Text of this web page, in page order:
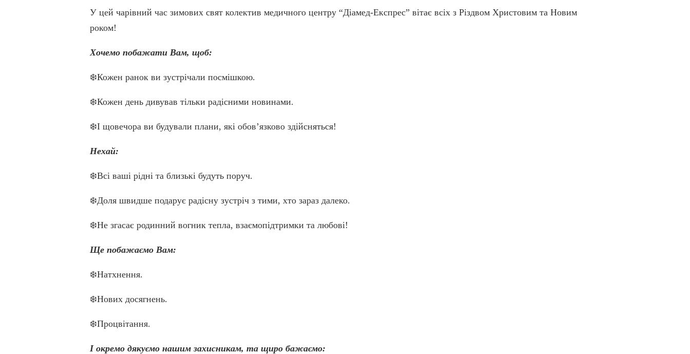
У цей чарівний час зимових свят колектив медичного центру “Діамед-Експрес” вітає всіх з Різдвом Христовим та Новим
роком!
Хочемо побажати Вам, щоб:
❄️Кожен ранок ви зустрічали посмішкою.
❄️Кожен день дивував тільки радісними новинами.
❄️І щовечора ви будували плани, які обов’язково здійсняться!
Нехай:
❄️Всі ваші рідні та близькі будуть поруч.
❄️Доля швидше подарує радісну зустріч з тими, хто зараз далеко.
❄️Не згасає родинний вогник тепла, взаємопідтримки та любові!
Ще побажаємо Вам:
❄️Натхнення.
❄️Нових досягнень.
❄️Процвітання.
І окремо дякуємо нашим захисникам, та щиро бажаємо: